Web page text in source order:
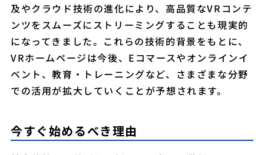
及やクラウド技術の進化により、高品質なVRコンテ
ンツをスムーズにストリーミングすることも現実的
になってきました。これらの技術的背景をもとに、
VRホームページは今後、Eコマースやオンラインイ
ベント、教育・トレーニングなど、さまざまな分野
での活用が拡大していくことが予想されます。
今すぐ始めるべき理由